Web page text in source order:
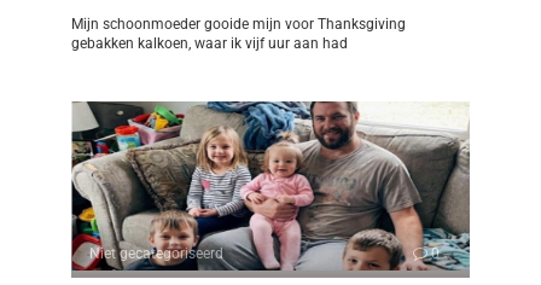
Mijn schoonmoeder gooide mijn voor Thanksgiving
gebakken kalkoen, waar ik vijf uur aan had
Niet gecategoriseerd 0